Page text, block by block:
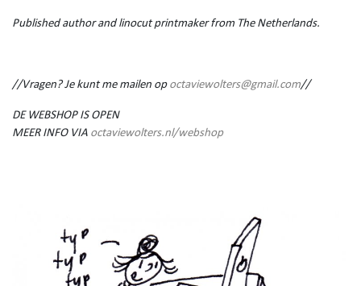
Published author and linocut printmaker from The Netherlands.
//Vragen? Je kunt me mailen op octaviewolters@gmail.com//
DE WEBSHOP IS OPEN
MEER INFO VIA octaviewolters.nl/webshop